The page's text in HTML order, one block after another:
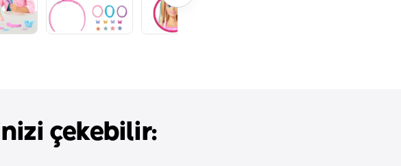
çekebilir: